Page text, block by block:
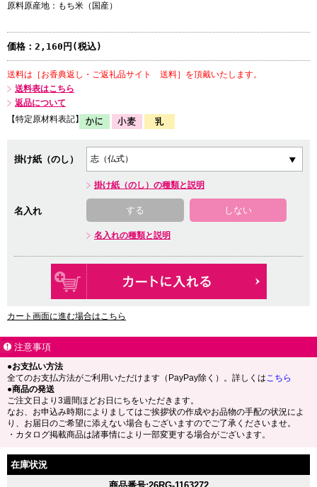
原料原産地：もち米（国産）
価格： 2,160円(税込)
送料は［お香典返し・ご返礼品サイト 送料］を頂戴いたします。
送料表はこちら
返品について
【特定原材料表記】
掛け紙（のし）
掛け紙（のし）の種類と説明
名入れ する しない
名入れの種類と説明
カート画面に進む場合はこちら
注意事項
●お支払い方法
全てのお支払方法がご利用いただけます（PayPay除く）。詳しくはこちら
●商品の発送
ご注文日より3週間ほどお日にちをいただきます。
なお、お申込み時期によりましてはご挨拶状の作成やお品物の手配の状況によ
り、お届日のご希望に添えない場合もございますのでご了承くださいませ。
・カタログ掲載商品は諸事情により一部変更する場合がございます。
在庫状況